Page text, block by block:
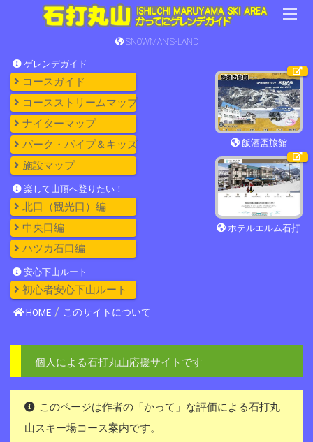
SNOWMAN'S-LAND
ゲレンデガイド
コースガイド
コースストリームマップ
ナイターマップ
パーク・パイプ＆キッズ
施設マップ
楽して山頂へ登りたい！
北口（観光口）編
中央口編
ハツカ石口編
安心下山ルート
初心者安心下山ルート
飯酒盃旅館
ホテルエルム石打
HOME このサイトについて
個人による石打丸山応援サイトです
このページは作者の「かって」な評価による石打丸
山スキー場コース案内です。